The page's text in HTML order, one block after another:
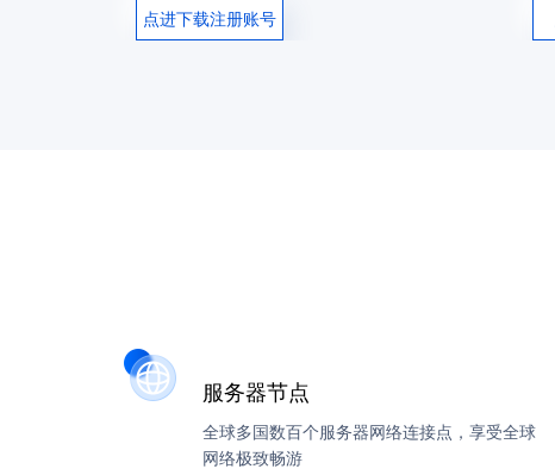
点进下载注册账号
服务器节点
全球多国数百个服务器网络连接点，享受全球
网络极致畅游